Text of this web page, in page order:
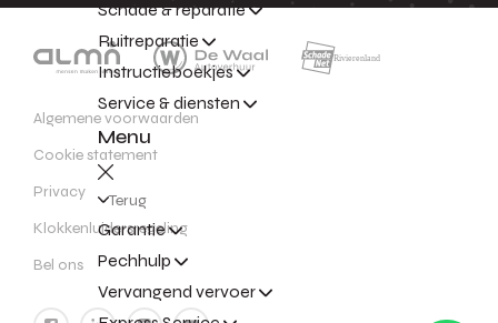
Schade & reparatie
Ruitreparatie
Instructieboekjes
Service & diensten
Menu
Terug
Garantie
Pechhulp
Vervangend vervoer
Algemene voorwaarden
Cookie statement
Privacy
Klokkenluidersregeling
Bel ons